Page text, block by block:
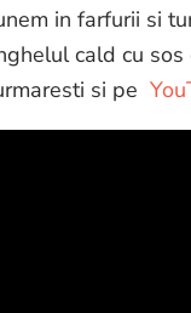
in farfurii si
cald cu sos
si pe